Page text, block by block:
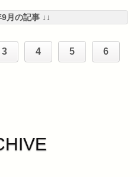
月の記事 ↓↓
3 4 5 6